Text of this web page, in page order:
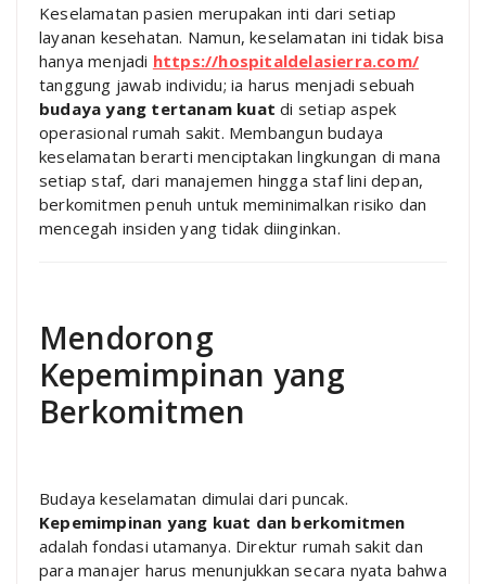
Keselamatan pasien merupakan inti dari setiap
layanan kesehatan. Namun, keselamatan ini tidak bisa
hanya menjadi https://hospitaldelasierra.com/
tanggung jawab individu; ia harus menjadi sebuah
budaya yang tertanam kuat di setiap aspek
operasional rumah sakit. Membangun budaya
keselamatan berarti menciptakan lingkungan di mana
setiap staf, dari manajemen hingga staf lini depan,
berkomitmen penuh untuk meminimalkan risiko dan
mencegah insiden yang tidak diinginkan.
Mendorong
Kepemimpinan yang
Berkomitmen
Budaya keselamatan dimulai dari puncak.
Kepemimpinan yang kuat dan berkomitmen
adalah fondasi utamanya. Direktur rumah sakit dan
para manajer harus menunjukkan secara nyata bahwa